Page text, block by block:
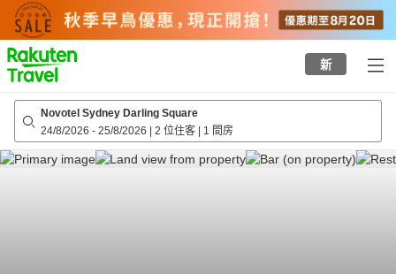
to
top
page
新
Novotel Sydney Darling Square
24/8/2026 - 25/8/2026 | 2 位住客 | 1 間房